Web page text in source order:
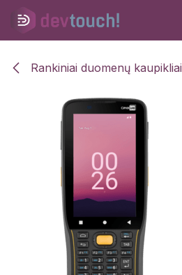
Skip to Content
Rankiniai duomenų kaupikliai